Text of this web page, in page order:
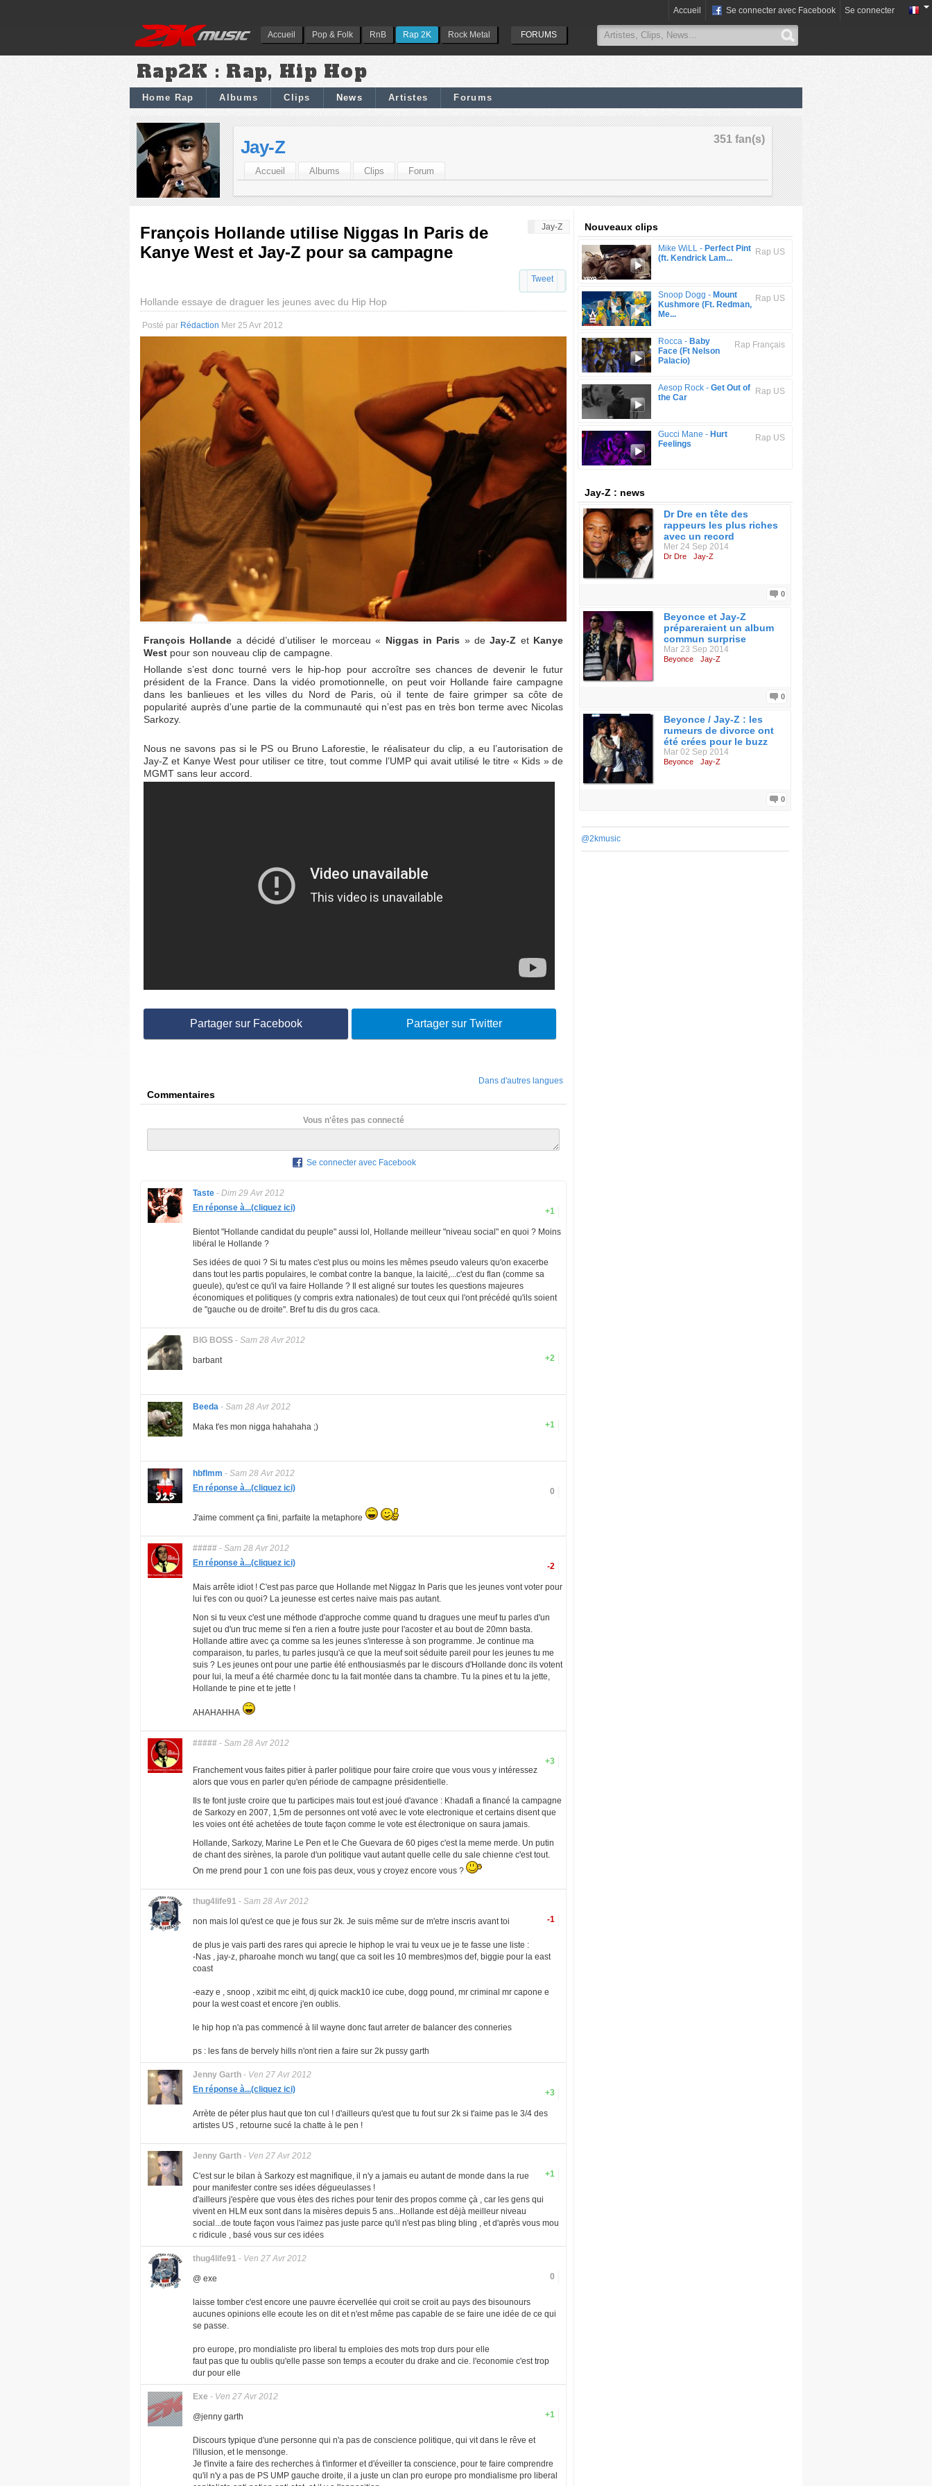
Accueil Pop & Folk RnB Rap 2K Rock Metal FORUMS
Accueil Se connecter avec Facebook Se connecter
Rap2K : Rap, Hip Hop
Home Rap Albums Clips News Artistes Forums
351 fan(s)
Jay-Z
Accueil Albums Clips Forum
Jay-Z
François Hollande utilise Niggas In Paris de
Kanye West et Jay-Z pour sa campagne
Tweet
Hollande essaye de draguer les jeunes avec du Hip Hop
Posté par Rédaction Mer 25 Avr 2012
François Hollande a décidé d’utiliser le morceau « Niggas in Paris » deJay-Z etKanye
West pour son nouveau clip de campagne.
Hollande s’est donc tourné vers le hip-hop pour accroître ses chances de devenir le futur
président de la France. Dans la vidéo promotionnelle, on peut voir Hollande faire campagne
dans les banlieues et les villes du Nord de Paris, où il tente de faire grimper sa côte de
popularité auprès d’une partie de la communauté qui n’est pas en très bon terme avec Nicolas
Sarkozy.
Nous ne savons pas si le PS ou Bruno Laforestie, le réalisateur du clip, a eu l’autorisation de
Jay-Z et Kanye West pour utiliser ce titre, tout comme l’UMP qui avait utilisé le titre « Kids » de
MGMT sans leur accord.
Partager sur Facebook Partager sur Twitter
Dans d'autres langues
Commentaires
Vous n'êtes pas connecté
Se connecter avec Facebook
Taste - Dim 29 Avr 2012
+1
En réponse à...(cliquez ici)
Bientot "Hollande candidat du peuple" aussi lol, Hollande meilleur "niveau social" en quoi ? Moins
libéral le Hollande ?
Ses idées de quoi ? Si tu mates c'est plus ou moins les mêmes pseudo valeurs qu'on exacerbe
dans tout les partis populaires, le combat contre la banque, la laicité,...c'est du flan (comme sa
gueule), qu'est ce qu'il va faire Hollande ? Il est aligné sur toutes les questions majeures
économiques et politiques (y compris extra nationales) de tout ceux qui l'ont précédé qu'ils soient
de "gauche ou de droite". Bref tu dis du gros caca.
BlG BOSS - Sam 28 Avr 2012
+2
barbant
Beeda - Sam 28 Avr 2012
+1
Maka t'es mon nigga hahahaha ;)
hbflmm - Sam 28 Avr 2012
0
En réponse à...(cliquez ici)
J'aime comment ça fini, parfaite la metaphore
##### - Sam 28 Avr 2012
-2
En réponse à...(cliquez ici)
Mais arrête idiot ! C'est pas parce que Hollande met Niggaz In Paris que les jeunes vont voter pour
lui t'es con ou quoi? La jeunesse est certes naive mais pas autant.
Non si tu veux c'est une méthode d'approche comme quand tu dragues une meuf tu parles d'un
sujet ou d'un truc meme si t'en a rien a foutre juste pour l'acoster et au bout de 20mn basta.
Hollande attire avec ça comme sa les jeunes s'interesse à son programme. Je continue ma
comparaison, tu parles, tu parles jusqu'à ce que la meuf soit séduite pareil pour les jeunes tu me
suis ? Les jeunes ont pour une partie été enthousiasmés par le discours d'Hollande donc ils votent
pour lui, la meuf a été charmée donc tu la fait montée dans ta chambre. Tu la pines et tu la jette,
Hollande te pine et te jette !
AHAHAHHA
##### - Sam 28 Avr 2012
+3
Franchement vous faites pitier à parler politique pour faire croire que vous vous y intéressez
alors que vous en parler qu'en période de campagne présidentielle.
Ils te font juste croire que tu participes mais tout est joué d'avance : Khadafi a financé la campagne
de Sarkozy en 2007, 1,5m de personnes ont voté avec le vote electronique et certains disent que
les voies ont été achetées de toute façon comme le vote est électronique on saura jamais.
Hollande, Sarkozy, Marine Le Pen et le Che Guevara de 60 piges c'est la meme merde. Un putin
de chant des sirènes, la parole d'un politique vaut autant quelle celle du sale chienne c'est tout.
On me prend pour 1 con une fois pas deux, vous y croyez encore vous ?
thug4life91 - Sam 28 Avr 2012
-1
non mais lol qu'est ce que je fous sur 2k. Je suis même sur de m'etre inscris avant toi
de plus je vais parti des rares qui aprecie le hiphop le vrai tu veux ue je te fasse une liste :
-Nas , jay-z, pharoahe monch wu tang( que ca soit les 10 membres)mos def, biggie pour la east
coast
-eazy e , snoop , xzibit mc eiht, dj quick mack10 ice cube, dogg pound, mr criminal mr capone e
pour la west coast et encore j'en oublis.
le hip hop n'a pas commencé à lil wayne donc faut arreter de balancer des conneries
ps : les fans de bervely hills n'ont rien a faire sur 2k pussy garth
Jenny Garth - Ven 27 Avr 2012
+3
En réponse à...(cliquez ici)
Arrète de péter plus haut que ton cul ! d'ailleurs qu'est que tu fout sur 2k si t'aime pas le 3/4 des
artistes US , retourne sucé la chatte à le pen !
Jenny Garth - Ven 27 Avr 2012
+1
C'est sur le bilan à Sarkozy est magnifique, il n'y a jamais eu autant de monde dans la rue
pour manifester contre ses idées dégueulasses !
d'ailleurs j'espère que vous ètes des riches pour tenir des propos comme çà , car les gens qui
vivent en HLM eux sont dans la misères depuis 5 ans...Hollande est dèjà meilleur niveau
social...de toute façon vous l'aimez pas juste parce qu'il n'est pas bling bling , et d'après vous mou
c ridicule , basé vous sur ces idées
thug4life91 - Ven 27 Avr 2012
0
@ exe
laisse tomber c'est encore une pauvre écervellée qui croit se croit au pays des bisounours
aucunes opinions elle ecoute les on dit et n'est même pas capable de se faire une idée de ce qui
se passe.
pro europe, pro mondialiste pro liberal tu emploies des mots trop durs pour elle
faut pas que tu oublis qu'elle passe son temps a ecouter du drake and cie. l'economie c'est trop
dur pour elle
Exe - Ven 27 Avr 2012
+1
@jenny garth
Discours typique d'une personne qui n'a pas de conscience politique, qui vit dans le rêve et
l'illusion, et le mensonge.
Je t'invite a faire des recherches à t'informer et d'éveiller ta conscience, pour te faire comprendre
qu'il n'y a pas de PS UMP gauche droite, il a juste un clan pro europe pro mondialisme pro liberal
Nouveaux clips
Rap US
Mike WiLL - Perfect Pint
(ft. Kendrick Lam...
Rap US
Snoop Dogg - Mount
Kushmore (Ft. Redman,
Me...
Rap Français
Rocca - Baby
Face (Ft Nelson
Palacio)
Rap US
Aesop Rock - Get Out of
the Car
Rap US
Gucci Mane - Hurt
Feelings
Jay-Z : news
Dr Dre en tête des
rappeurs les plus riches
avec un record
Mer 24 Sep 2014
Dr Dre Jay-Z
0
Beyonce et Jay-Z
prépareraient un album
commun surprise
Mar 23 Sep 2014
Beyonce Jay-Z
0
Beyonce / Jay-Z : les
rumeurs de divorce ont
été crées pour le buzz
Mar 02 Sep 2014
Beyonce Jay-Z
0
@2kmusic